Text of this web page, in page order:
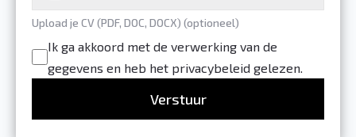
Upload je CV (PDF, DOC, DOCX) (optioneel)
Ik ga akkoord met de verwerking van de
gegevens en heb het privacybeleid gelezen.
Verstuur